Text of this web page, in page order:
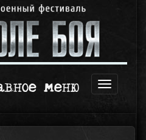
Открыть
меню